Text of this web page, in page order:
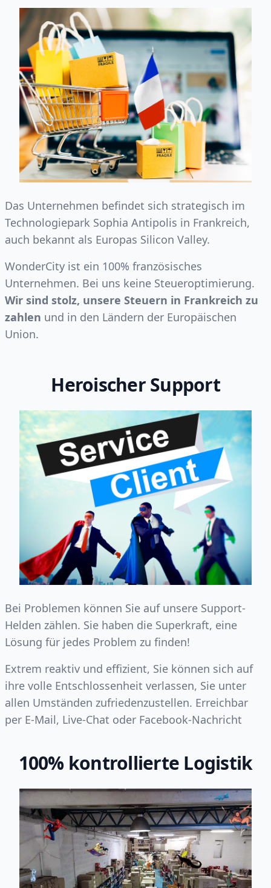
Das Unternehmen befindet sich strategisch im
Technologiepark Sophia Antipolis in Frankreich,
auch bekannt als Europas Silicon Valley.
WonderCity ist ein 100% französisches
Unternehmen. Bei uns keine Steueroptimierung.
Wir sind stolz, unsere Steuern in Frankreich zu
zahlen und in den Ländern der Europäischen
Union.
Heroischer Support
Bei Problemen können Sie auf unsere Support-
Helden zählen. Sie haben die Superkraft, eine
Lösung für jedes Problem zu finden!
Extrem reaktiv und effizient, Sie können sich auf
ihre volle Entschlossenheit verlassen, Sie unter
allen Umständen zufriedenzustellen. Erreichbar
per E-Mail, Live-Chat oder Facebook-Nachricht
100% kontrollierte Logistik